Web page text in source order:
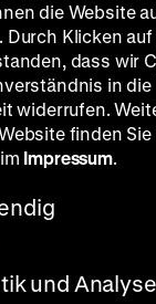
2016
2004
die Website
Durch Klicken
dass wir
in
widerrufen.
finden
Impressum.
und Analyse